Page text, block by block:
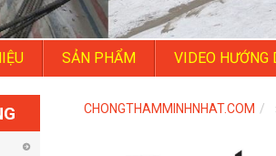
SẢN PHẨM VIDEO HƯỚNG
CHONGTHAMMINHNHAT.COM